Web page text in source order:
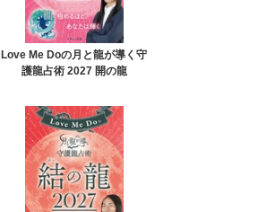
Love Me Doの月と龍が導く守
護龍占術 2027 開の龍